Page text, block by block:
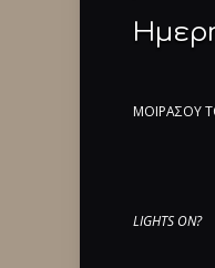
ΜΟΙΡΑΣΟΥ
LIGHTS ON?